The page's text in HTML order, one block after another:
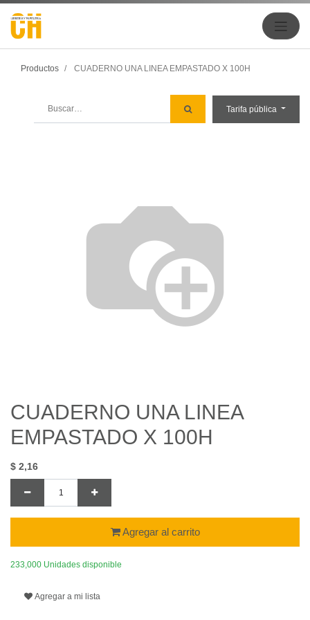
Productos CUADERNO UNA LINEA EMPASTADO X 100H
Tarifa pública
CUADERNO UNA LINEA
EMPASTADO X 100H
$ 2,16
Agregar al carrito
233,000 Unidades disponible
Agregar a mi lista